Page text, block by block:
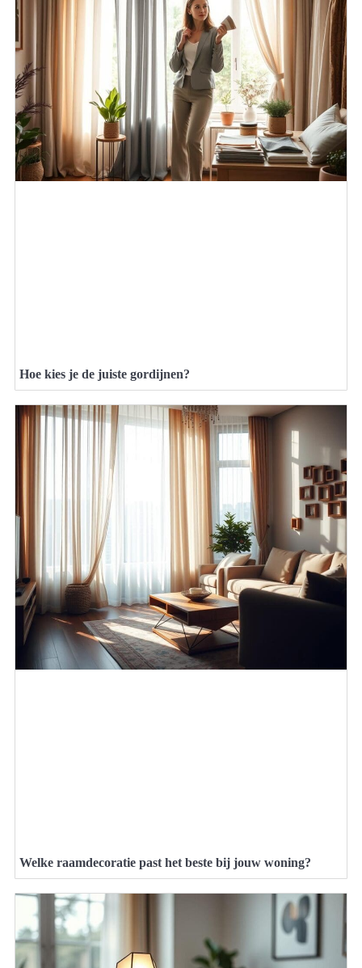
Hoe kies je de juiste gordijnen?
Welke raamdecoratie past het beste bij jouw woning?